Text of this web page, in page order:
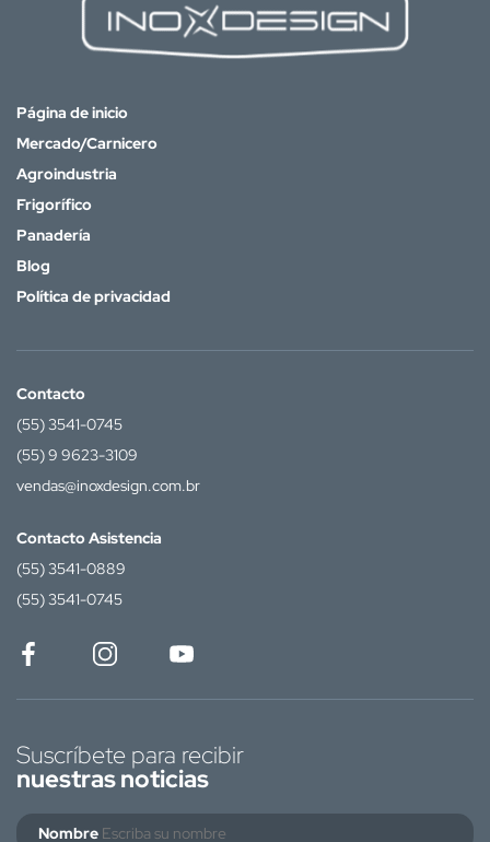
Página de inicio
Mercado/Carnicero
Agroindustria
Frigorífico
Panadería
Blog
Política de privacidad
Contacto
(55) 3541-0745
(55) 9 9623-3109
vendas@inoxdesign.com.br
Contacto Asistencia
(55) 3541-0889
(55) 3541-0745
Suscríbete para recibir
nuestras noticias
Nombre